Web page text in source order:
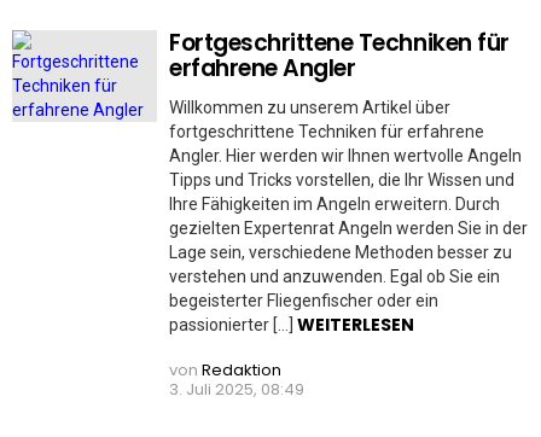
Fortgeschrittene Techniken für
erfahrene Angler
Willkommen zu unserem Artikel über
fortgeschrittene Techniken für erfahrene
Angler. Hier werden wir Ihnen wertvolle Angeln
Tipps und Tricks vorstellen, die Ihr Wissen und
Ihre Fähigkeiten im Angeln erweitern. Durch
gezielten Expertenrat Angeln werden Sie in der
Lage sein, verschiedene Methoden besser zu
verstehen und anzuwenden. Egal ob Sie ein
begeisterter Fliegenfischer oder ein
passionierter […] WEITERLESEN
von Redaktion
3. Juli 2025, 08:49